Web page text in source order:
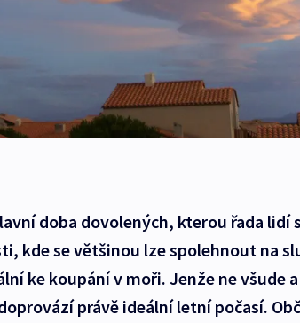
doba dovolených, kterou řada lidí
kde se většinou lze spolehnout na
ke koupání v moři. Jenže ne všude
právě ideální letní počasí.